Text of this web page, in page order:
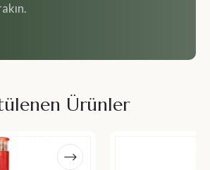
Ürünler